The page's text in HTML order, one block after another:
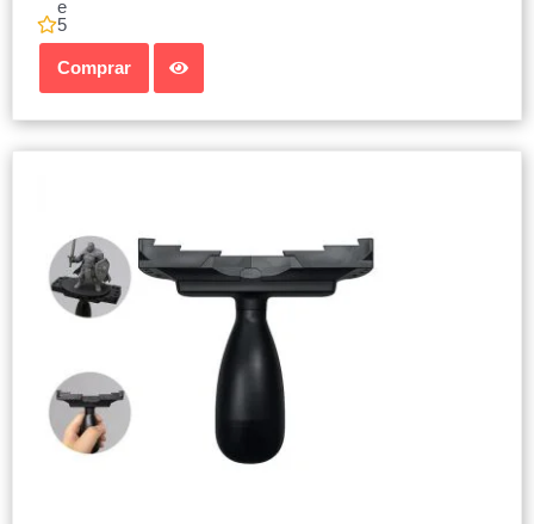
e
5
Comprar